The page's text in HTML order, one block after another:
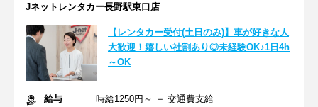
Jネットレンタカー長野駅東口店
【レンタカー受付(土日のみ)】車が好きな人
大歓迎！嬉しい社割あり◎未経験OK♪1日4h
～OK
給与
時給1250円～ ＋ 交通費支給